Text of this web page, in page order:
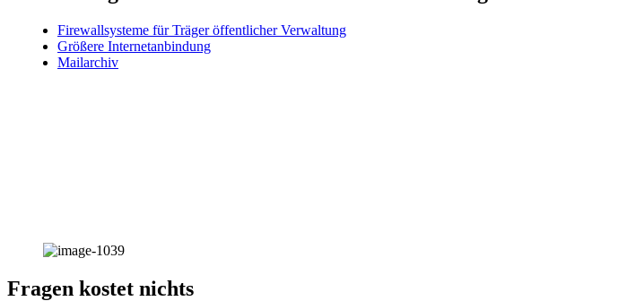
Firewallsysteme für Träger öffentlicher Verwaltung
Größere Internetanbindung
Mailarchiv
Fragen kostet nichts